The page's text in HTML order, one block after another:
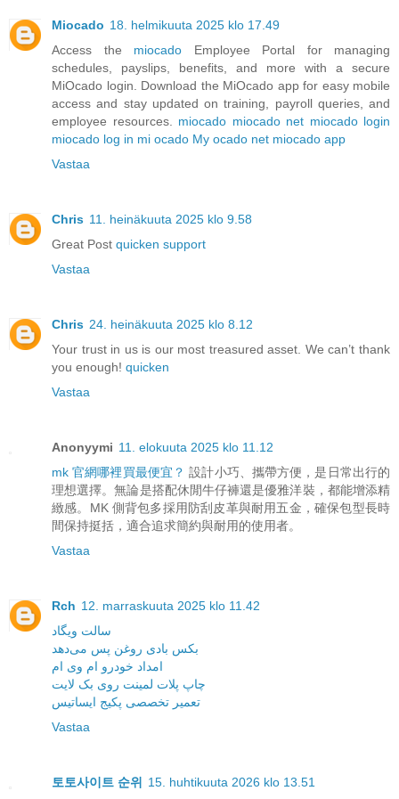
Miocado 18. helmikuuta 2025 klo 17.49
Access the miocado Employee Portal for managing
schedules, payslips, benefits, and more with a secure
MiOcado login. Download the MiOcado app for easy mobile
access and stay updated on training, payroll queries, and
employee resources. miocado miocado net miocado login
miocado log in mi ocado My ocado net miocado app
Vastaa
Chris 11. heinäkuuta 2025 klo 9.58
Great Post quicken support
Vastaa
Chris 24. heinäkuuta 2025 klo 8.12
Your trust in us is our most treasured asset. We can’t thank
you enough! quicken
Vastaa
Anonyymi 11. elokuuta 2025 klo 11.12
mk 官網哪裡買最便宜？ 設計小巧、攜帶方便，是日常出行的
理想選擇。無論是搭配休閒牛仔褲還是優雅洋裝，都能增添精
緻感。MK 側背包多採用防刮皮革與耐用五金，確保包型長時
間保持挺括，適合追求簡約與耐用的使用者。
Vastaa
Rch 12. marraskuuta 2025 klo 11.42
سالت ویگاد
بکس بادی روغن پس می‌دهد
امداد خودرو ام وی ام
چاپ پلات لمینت روی بک لایت
تعمیر تخصصی پکیج ایساتیس
Vastaa
토토사이트 순위
15. huhtikuuta 2026 klo 13.51